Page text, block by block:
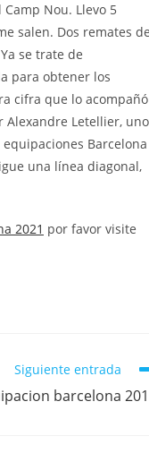
Nou. Llevo 5
salen. Dos remates
se trate de
para obtener los
cifra que lo acompañó
Alexandre Letellier, uno
Barcelona
una línea diagonal,
2021 por favor visite
Siguiente entrada
barcelona